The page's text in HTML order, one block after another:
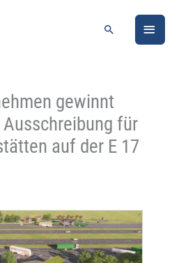
Suchen
gewinnt
für
auf der E 17